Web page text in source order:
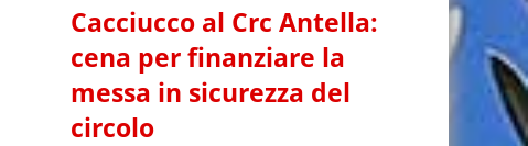
Cacciucco al Crc Antella:
cena per finanziare la
messa in sicurezza del
circolo